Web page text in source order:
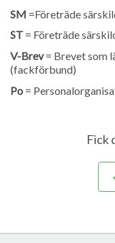
SM =Företräde
ST = Företräde
V-Brev= Brevet som
(fackförbund)
Po =
Fick